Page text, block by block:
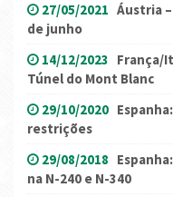
27/05/2021 Áustria
de junho
14/12/2023 França/
Túnel do Mont Blanc
29/10/2020
restrições
29/08/2018
na N-240 e N-340